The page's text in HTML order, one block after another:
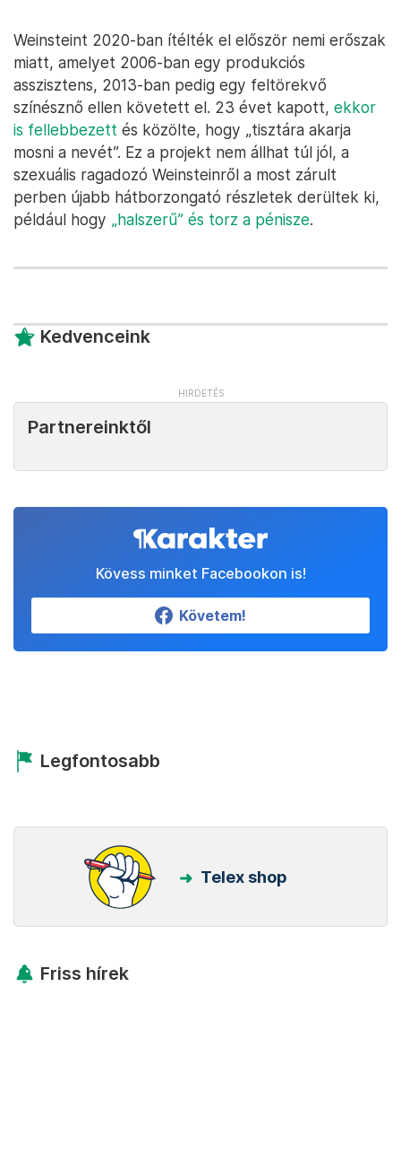
Weinsteint 2020-ban ítélték el először nemi erőszak
miatt, amelyet 2006-ban egy produkciós
asszisztens, 2013-ban pedig egy feltörekvő
színésznő ellen követett el. 23 évet kapott, ekkor
is fellebbezett és közölte, hogy „tisztára akarja
mosni a nevét”. Ez a projekt nem állhat túl jól, a
szexuális ragadozó Weinsteinről a most zárult
perben újabb hátborzongató részletek derültek ki,
például hogy „halszerű” és torz a pénisze.
Kedvenceink
Partnereinktől
Kövess minket Facebookon is!
Követem!
Legfontosabb
Telex shop
Friss hírek